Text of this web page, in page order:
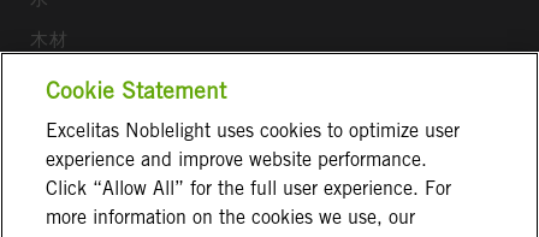
木材
关注我们
ExcelitasOfficial
Cookie Statement
Excelitas Noblelight uses cookies to optimize user
experience and improve website performance.
Click “Allow All” for the full user experience. For
more information on the cookies we use, our